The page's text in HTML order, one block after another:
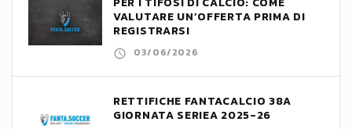
VALUTARE UN’OFFERTA PRIMA DI
REGISTRARSI
03/06/2026
RETTIFICHE FANTACALCIO 38A
GIORNATA SERIEA 2025-26